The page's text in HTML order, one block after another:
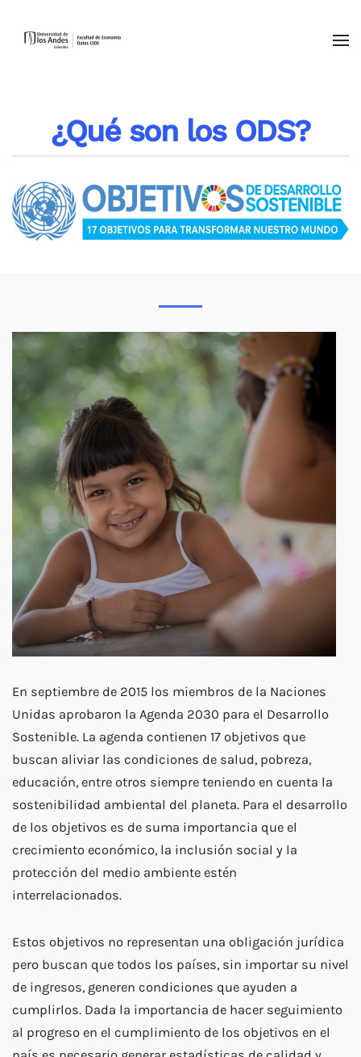
Skip to main content
¿Qué son los ODS?
En septiembre de 2015 los miembros de la Naciones
Unidas aprobaron la Agenda 2030 para el Desarrollo
Sostenible. La agenda contienen 17 objetivos que
buscan aliviar las condiciones de salud, pobreza,
educación, entre otros siempre teniendo en cuenta la
sostenibilidad ambiental del planeta. Para el desarrollo
de los objetivos es de suma importancia que el
crecimiento económico, la inclusión social y la
protección del medio ambiente estén
interrelacionados.
Estos objetivos no representan una obligación jurídica
pero buscan que todos los países, sin importar su nivel
de ingresos, generen condiciones que ayuden a
cumplirlos. Dada la importancia de hacer seguimiento
al progreso en el cumplimiento de los objetivos en el